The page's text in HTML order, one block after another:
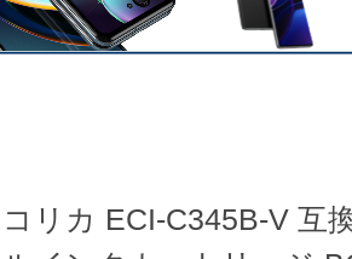
リカ ECI-C345B-V 互